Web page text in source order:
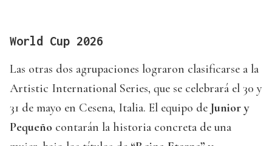
World Cup 2026
Las otras dos agrupaciones lograron clasificarse a la
Artistic International Series, que se celebrará el 30 y
31 de mayo en Cesena, Italia. El equipo de Junior y
Pequeño contarán la historia concreta de una